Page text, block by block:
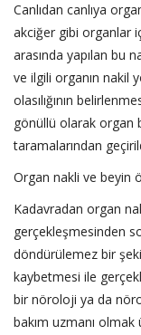
Canlıdan canlıya
akciğer gibi organlar
arasında yapılan bu
ve ilgili organın nakil
olasılığının
gönüllü olarak organ
taramalarından
Organ nakli ve beyin
Kadavradan organ
gerçekleşmesinden
döndürülemez bir
kaybetmesi ile
bir nöroloji ya da
bakım uzmanı